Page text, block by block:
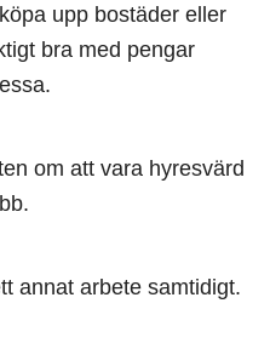
upp bostäder eller
bra med pengar
om att vara hyresvärd
annat arbete samtidigt.